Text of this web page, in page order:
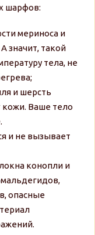
шарфов:
мериноса и
значит, такой
тела, не
и шерсть
кожи. Ваше тело
и не вызывает
конопли и
опасные